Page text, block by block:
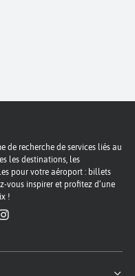
de recherche de services liés au
les destinations, les
pour votre aéroport : billets
vous inspirer et profitez d’une
!